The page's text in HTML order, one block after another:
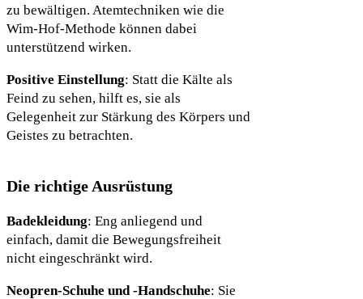
zu bewältigen. Atemtechniken wie die
Wim-Hof-Methode können dabei
unterstützend wirken.
Positive Einstellung: Statt die Kälte als
Feind zu sehen, hilft es, sie als
Gelegenheit zur Stärkung des Körpers und
Geistes zu betrachten.
Die richtige Ausrüstung
Badekleidung: Eng anliegend und
einfach, damit die Bewegungsfreiheit
nicht eingeschränkt wird.
Neopren-Schuhe und -Handschuhe: Sie